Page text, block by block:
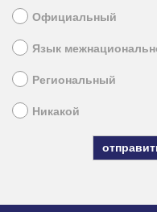
Официальный
Язык
Региональный
Никакой